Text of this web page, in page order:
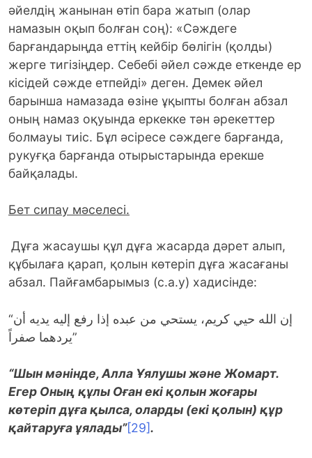
әйелдің жанынан өтіп бара жатып (олар
намазын оқып болған соң): «Сәждеге
барғандарыңда еттің кейбір бөлігін (қолды)
жерге тигізіңдер. Себебі әйел сәжде еткенде ер
кісідей сәжде етпейді» деген. Демек әйел
барынша намазада өзіне ұқыпты болған абзал
оның намаз оқуында еркекке тән әрекеттер
болмауы тиіс. Бұл әсіресе сәждеге барғанда,
рукуғқа барғанда отырыстарында ерекше
байқалады.
Бет сипау мәселесі.
Дұға жасаушы құл дұға жасарда дәрет алып,
құбылаға қарап, қолын көтеріп дұға жасағаны
абзал. Пайғамбарымыз (с.а.у) хадисінде:
“إن الله حيي كريم، يستحي من عبده إذا رفع إليه يديه أن
يردهما صفراً”
“Шын мәнінде, Алла Ұялушы және Жомарт.
Егер Оның құлы Оған екі қолын жоғары
көтеріп дұға қылса, оларды (екі қолын) құр
қайтаруға ұялады”[29].